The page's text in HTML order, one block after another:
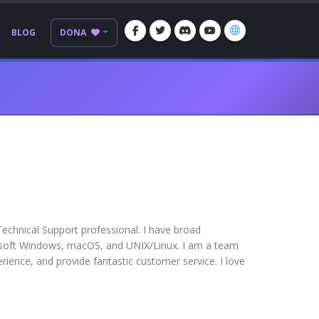
BLOG DONA
Support professional. I have broad
Windows, macOS, and UNIX/Linux. I am a team
and provide fantastic customer service. I love